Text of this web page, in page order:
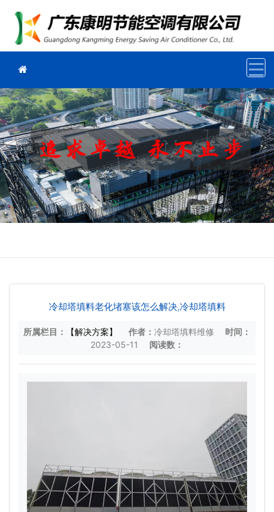
冷却塔填料老化堵塞该怎么解决,冷却塔填料
所属栏目： 【解决方案】 作者： 冷却塔填料维修
时间：
2023-05-11
阅读数：